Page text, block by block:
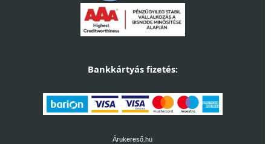
Bankkártyás fizetés:
Árukereső.hu